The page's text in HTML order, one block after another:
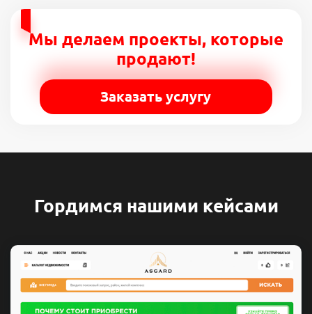
Мы делаем проекты, которые
продают!
Заказать услугу
Гордимся нашими кейсами